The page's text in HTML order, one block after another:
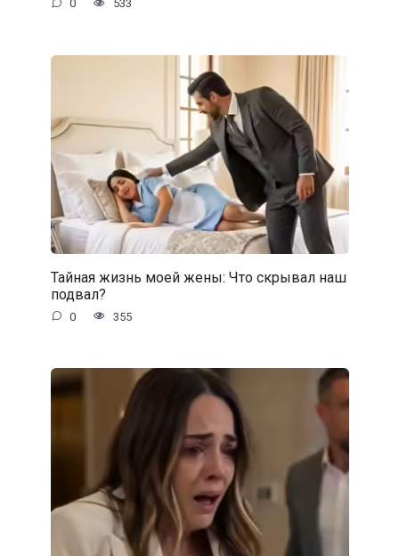
0 533
Тайная жизнь моей жены: Что скрывал наш
подвал?
0 355